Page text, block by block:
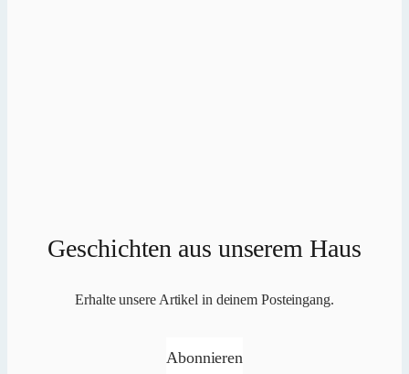
Geschichten aus unserem Haus
Erhalte unsere Artikel in deinem Posteingang.
Abonnieren